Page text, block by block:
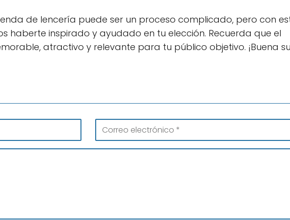
de lencería puede ser un proceso complicado, pero con
haberte inspirado y ayudado en tu elección. Recuerda que el
atractivo y relevante para tu público objetivo. ¡Buena